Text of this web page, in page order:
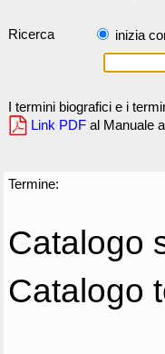
Ricerca inizia
I termini biografici e i
Link PDF al Manuale
Termine:
Catalogo
Catalogo